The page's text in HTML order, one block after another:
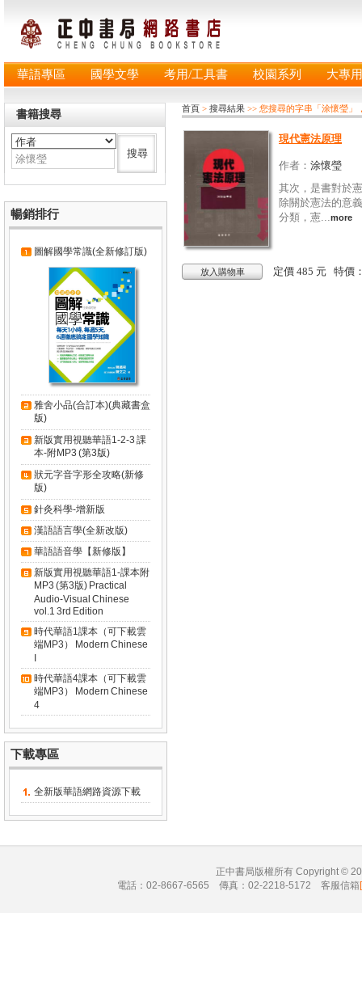
華語專區 國學文學 考用/工具書 校園系列 大專
首頁 > 搜尋結果 >> 您搜尋的字串「涂懷瑩」
現代憲法原理
作者： 涂懷瑩
其次，是書對於
除關於憲法的意
分類，憲...more
放入購物車 定價 485 元 特價
書籍搜尋
暢銷排行
圖解國學常識(全新修訂版)
雅舍小品(合訂本)(典藏書盒
版)
新版實用視聽華語1-2-3 課
本-附MP3 (第3版)
狀元字音字形全攻略(新修
版)
針灸科學-增新版
漢語語言學(全新改版)
華語語音學【新修版】
新版實用視聽華語1-課本附
MP3 (第3版) Practical
Audio-Visual Chinese
vol.1 3rd Edition
時代華語1課本（可下載雲
端MP3） Modern Chinese
I
時代華語4課本（可下載雲
端MP3） Modern Chinese
4
下載專區
全新版華語網路資源下載
正中書局版權所有 Copyright ©
電話：02-8667-6565 傳真：02-2218-5172 客服信箱